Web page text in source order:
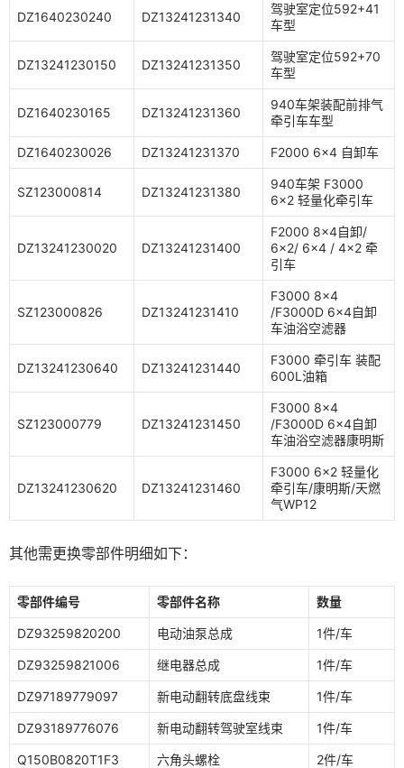
DZ1640230240 DZ13241231340
驾驶室定位592+41
车型
DZ13241230150 DZ13241231350
驾驶室定位592+70
车型
DZ1640230165 DZ13241231360
940车架装配前排气
牵引车车型
DZ1640230026 DZ13241231370 F2000 6×4 自卸车
SZ123000814 DZ13241231380
940车架 F3000
6×2 轻量化牵引车
DZ13241230020 DZ13241231400
F2000 8×4自卸/
6×2/ 6×4 / 4×2 牵
引车
SZ123000826 DZ13241231410
F3000 8×4
/F3000D 6×4自卸
车油浴空滤器
DZ13241230640 DZ13241231440
F3000 牵引车 装配
600L油箱
SZ123000779 DZ13241231450
F3000 8×4
/F3000D 6×4自卸
车油浴空滤器康明斯
DZ13241230620 DZ13241231460
F3000 6×2 轻量化
牵引车/康明斯/天燃
气WP12
其他需更换零部件明细如下：
零部件编号 零部件名称 数量
DZ93259820200 电动油泵总成 1件/车
DZ93259821006 继电器总成 1件/车
DZ97189779097 新电动翻转底盘线束 1件/车
DZ93189776076 新电动翻转驾驶室线束 1件/车
Q150B0820T1F3 六角头螺栓 2件/车